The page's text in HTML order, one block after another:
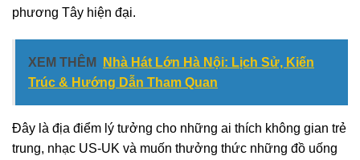
phương Tây hiện đại.
XEM THÊM
Nhà Hát Lớn Hà Nội: Lịch Sử, Kiến
Trúc & Hướng Dẫn Tham Quan
Đây là địa điểm lý tưởng cho những ai thích không gian trẻ
trung, nhạc US-UK và muốn thưởng thức những đồ uống